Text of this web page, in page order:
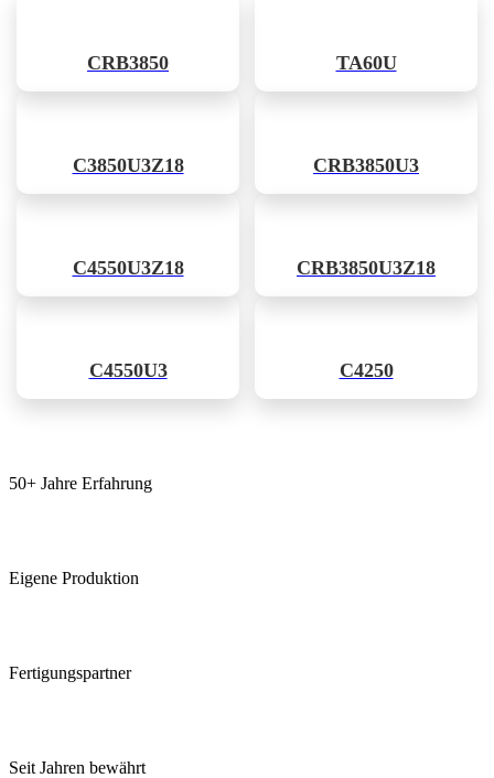
CRB3850 TA60U
C3850U3Z18 CRB3850U3
C4550U3Z18 CRB3850U3Z18
C4550U3 C4250
50+ Jahre Erfahrung
Eigene Produktion
Fertigungspartner
Seit Jahren bewährt